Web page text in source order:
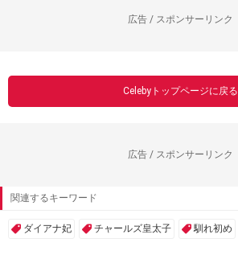
広告 / スポンサーリンク
Celebyトップページに戻る
広告 / スポンサーリンク
関連するキーワード
ダイアナ妃 チャールズ皇太子 馴れ初め